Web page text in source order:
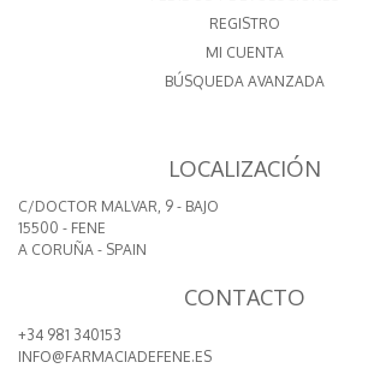
REGISTRO
MI CUENTA
BÚSQUEDA AVANZADA
LOCALIZACIÓN
C/DOCTOR MALVAR, 9 - BAJO
15500 - FENE
A CORUÑA - SPAIN
CONTACTO
+34 981 340153
INFO@FARMACIADEFENE.ES